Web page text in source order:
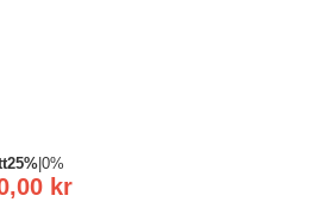
kr
25%|0%